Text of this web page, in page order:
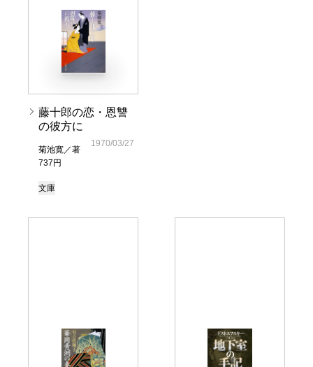
藤十郎の恋・恩讐
の彼方に
菊池寛／著
737円
1970/03/27
文庫